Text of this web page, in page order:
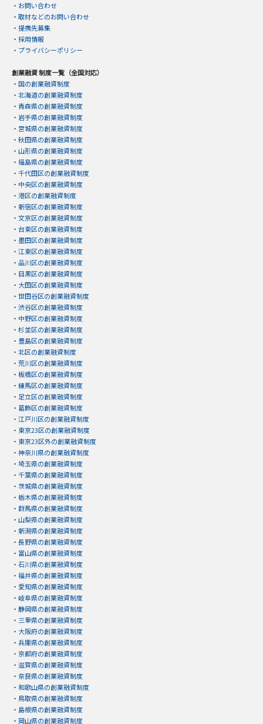
・ お問い合わせ
・ 取材などのお問い合わせ
・ 提携先募集
・ 採用情報
・ プライバシーポリシー
創業融資 制度一覧（全国対応）
・ 国の創業融資制度
・ 北海道の創業融資制度
・ 青森県の創業融資制度
・ 岩手県の創業融資制度
・ 宮城県の創業融資制度
・ 秋田県の創業融資制度
・ 山形県の創業融資制度
・ 福島県の創業融資制度
・ 千代田区の創業融資制度
・ 中央区の創業融資制度
・ 港区の創業融資制度
・ 新宿区の創業融資制度
・ 文京区の創業融資制度
・ 台東区の創業融資制度
・ 墨田区の創業融資制度
・ 江東区の創業融資制度
・ 品川区の創業融資制度
・ 目黒区の創業融資制度
・ 大田区の創業融資制度
・ 世田谷区の創業融資制度
・ 渋谷区の創業融資制度
・ 中野区の創業融資制度
・ 杉並区の創業融資制度
・ 豊島区の創業融資制度
・ 北区の創業融資制度
・ 荒川区の創業融資制度
・ 板橋区の創業融資制度
・ 練馬区の創業融資制度
・ 足立区の創業融資制度
・ 葛飾区の創業融資制度
・ 江戸川区の創業融資制度
・ 東京23区の創業融資制度
・ 東京23区外の創業融資制度
・ 神奈川県の創業融資制度
・ 埼玉県の創業融資制度
・ 千葉県の創業融資制度
・ 茨城県の創業融資制度
・ 栃木県の創業融資制度
・ 群馬県の創業融資制度
・ 山梨県の創業融資制度
・ 新潟県の創業融資制度
・ 長野県の創業融資制度
・ 富山県の創業融資制度
・ 石川県の創業融資制度
・ 福井県の創業融資制度
・ 愛知県の創業融資制度
・ 岐阜県の創業融資制度
・ 静岡県の創業融資制度
・ 三重県の創業融資制度
・ 大阪府の創業融資制度
・ 兵庫県の創業融資制度
・ 京都府の創業融資制度
・ 滋賀県の創業融資制度
・ 奈良県の創業融資制度
・ 和歌山県の創業融資制度
・ 鳥取県の創業融資制度
・ 島根県の創業融資制度
・ 岡山県の創業融資制度